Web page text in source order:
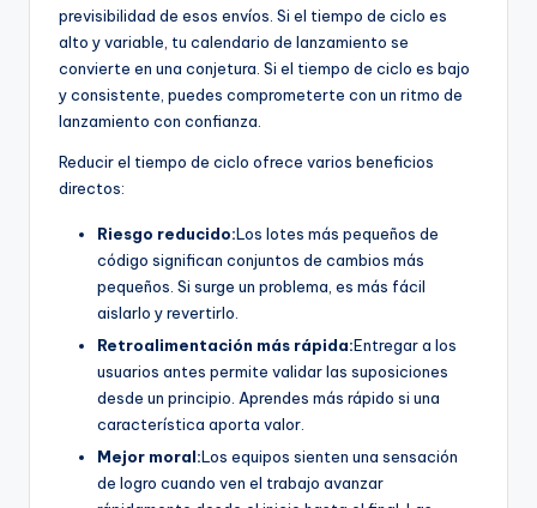
previsibilidad de esos envíos. Si el tiempo de ciclo es
alto y variable, tu calendario de lanzamiento se
convierte en una conjetura. Si el tiempo de ciclo es bajo
y consistente, puedes comprometerte con un ritmo de
lanzamiento con confianza.
Reducir el tiempo de ciclo ofrece varios beneficios
directos:
Riesgo reducido:Los lotes más pequeños de
código significan conjuntos de cambios más
pequeños. Si surge un problema, es más fácil
aislarlo y revertirlo.
Retroalimentación más rápida:Entregar a los
usuarios antes permite validar las suposiciones
desde un principio. Aprendes más rápido si una
característica aporta valor.
Mejor moral:Los equipos sienten una sensación
de logro cuando ven el trabajo avanzar